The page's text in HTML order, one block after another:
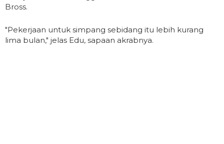
Bross.
"Pekerjaan untuk simpang sebidang itu lebih kurang
lima bulan," jelas Edu, sapaan akrabnya.